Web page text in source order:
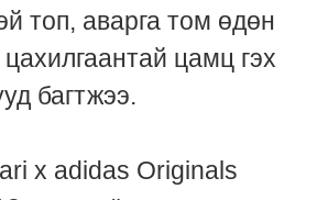
топ, аварга том өдөн
цамц гэх
багтжээ.
x adidas Originals